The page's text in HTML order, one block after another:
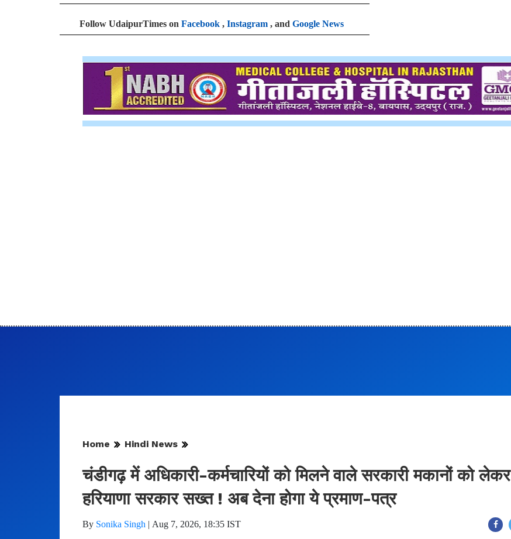
Follow UdaipurTimes on Facebook , Instagram , and Google News
Home Hindi News
चंडीगढ़ में अधिकारी-कर्मचारियों को मिलने वाले सरकारी मकानों को लेकर
हरियाणा सरकार सख्त ! अब देना होगा ये प्रमाण-पत्र
By Sonika Singh | Aug 7, 2026, 18:35 IST